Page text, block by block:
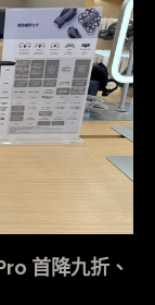
首降九折、